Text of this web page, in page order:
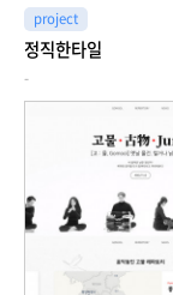
project
정직한타일
-